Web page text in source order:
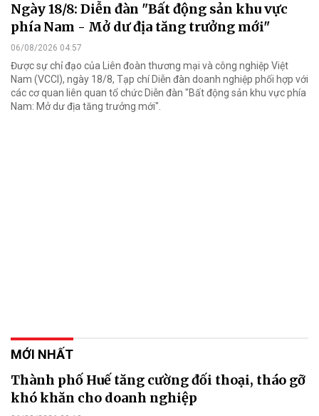
Ngày 18/8: Diễn đàn "Bất động sản khu vực
phía Nam - Mở dư địa tăng trưởng mới"
06/08/2026 04:57
Được sự chỉ đạo của Liên đoàn thương mại và công nghiệp Việt
Nam (VCCI), ngày 18/8, Tạp chí Diễn đàn doanh nghiệp phối hợp với
các cơ quan liên quan tổ chức Diễn đàn "Bất động sản khu vực phía
Nam: Mở dư địa tăng trưởng mới".
MỚI NHẤT
Thành phố Huế tăng cường đối thoại, tháo gỡ
khó khăn cho doanh nghiệp